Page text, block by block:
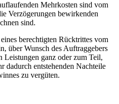
Mehrkosten sind vom
Verzögerungen bewirkenden
sind.
berechtigten Rücktrittes vom
über Wunsch des Auftraggebers
Leistungen ganz oder zum Teil,
dadurch entstehenden Nachteile
zu vergüten.